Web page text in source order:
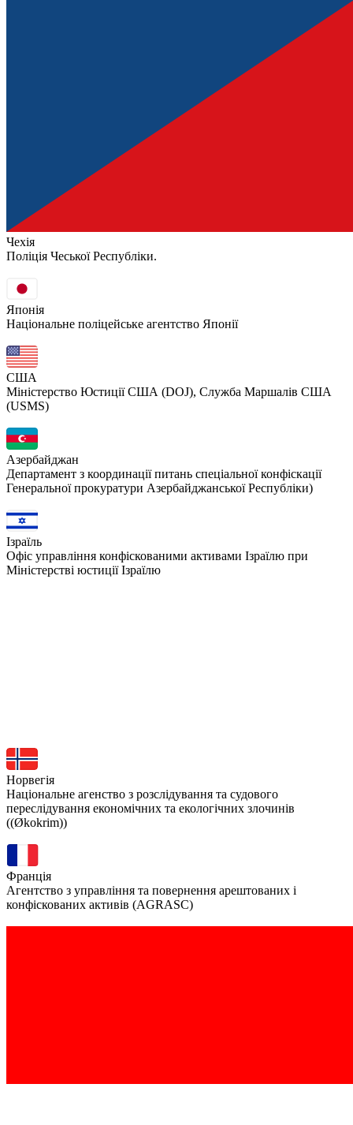
Чехія
Поліція Чеської Республіки.
Японія
Національне поліцейське агентство Японії
США
Міністерство Юстиції США (DOJ), Служба Маршалів США
(USMS)
Азербайджан
Департамент з координації питань спеціальної конфіскації
Генеральної прокуратури Азербайджанської Республіки)
Ізраїль
Офіс управління конфіскованими активами Ізраїлю при
Міністерстві юстиції Ізраїлю
Норвегія
Національне агенство з розслідування та судового
переслідування економічних та екологічних злочинів
((Økokrim))
Франція
Агентство з управління та повернення арештованих і
конфіскованих активів (AGRASC)